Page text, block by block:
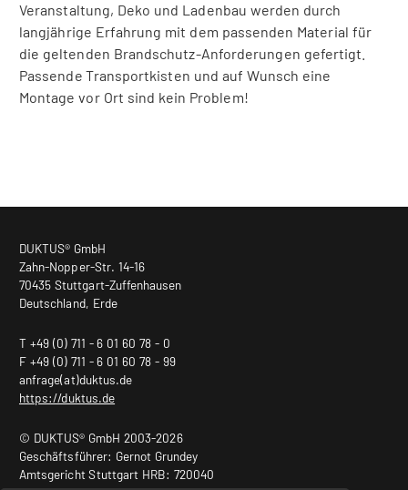
Veranstaltung, Deko und Ladenbau werden durch
langjährige Erfahrung mit dem passenden Material für
die geltenden Brandschutz-Anforderungen gefertigt.
Passende Transportkisten und auf Wunsch eine
Montage vor Ort sind kein Problem!
DUKTUS® GmbH
Zahn-Nopper-Str. 14-16
70435 Stuttgart-Zuffenhausen
Deutschland, Erde
T +49 (0) 711 - 6 01 60 78 - 0
F +49 (0) 711 - 6 01 60 78 - 99
anfrage(at)duktus.de
https://duktus.de
© DUKTUS® GmbH 2003-2026
Geschäftsführer: Gernot Grundey
Amtsgericht Stuttgart HRB: 720040